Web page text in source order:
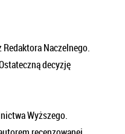
Naczelnego.
decyzję
Wyższego.